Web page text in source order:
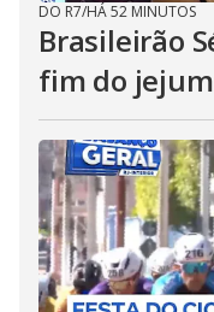
DO R7/HÁ 52 MINUTOS
Brasileirão
fim do